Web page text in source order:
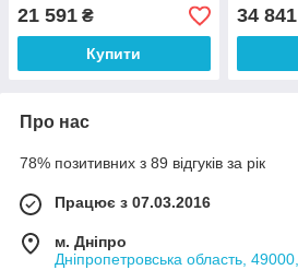
21 591 ₴
Купити
34 841
Про нас
78% позитивних з 89 відгуків за рік
Працює з 07.03.2016
м. Дніпро
Дніпропетровська область,